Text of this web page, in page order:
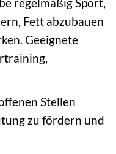
Fett abzubauen
Geeignete
Stellen
zu fördern und